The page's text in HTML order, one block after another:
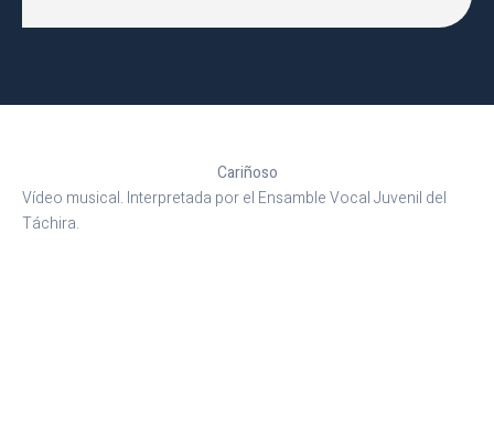
Cariñoso
Vídeo musical. Interpretada por el Ensamble Vocal Juvenil del
Táchira.